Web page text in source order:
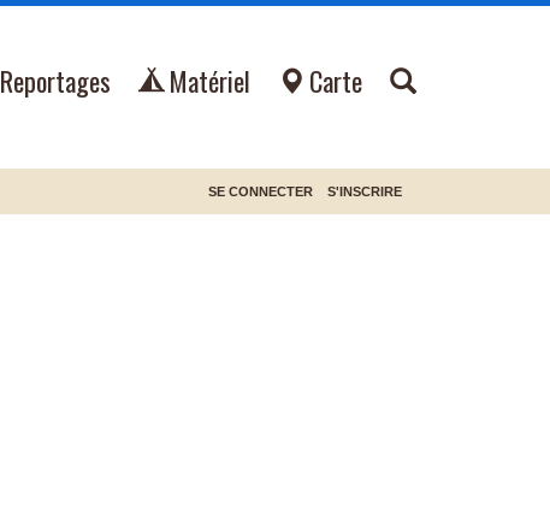
Reportages Matériel Carte
SE CONNECTER S'INSCRIRE